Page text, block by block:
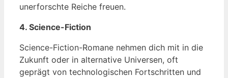
unerforschte Reiche freuen.
4. Science-Fiction
Science-Fiction-Romane nehmen dich mit in die
Zukunft oder in alternative Universen, oft
geprägt von technologischen Fortschritten und